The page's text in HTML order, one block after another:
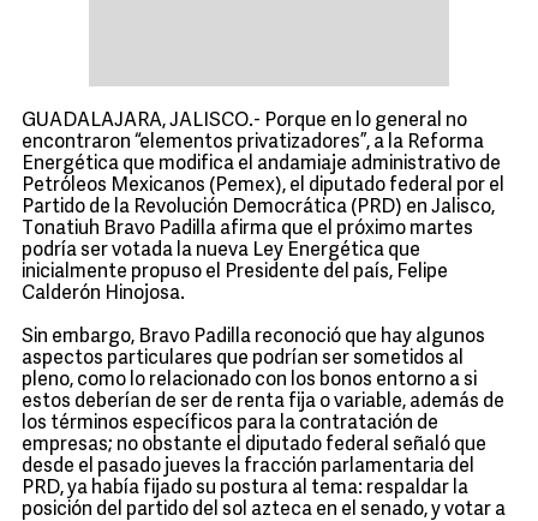
GUADALAJARA, JALISCO.- Porque en lo general no
encontraron “elementos privatizadores”, a la Reforma
Energética que modifica el andamiaje administrativo de
Petróleos Mexicanos (Pemex), el diputado federal por el
Partido de la Revolución Democrática (PRD) en Jalisco,
Tonatiuh Bravo Padilla afirma que el próximo martes
podría ser votada la nueva Ley Energética que
inicialmente propuso el Presidente del país, Felipe
Calderón Hinojosa.
Sin embargo, Bravo Padilla reconoció que hay algunos
aspectos particulares que podrían ser sometidos al
pleno, como lo relacionado con los bonos entorno a si
estos deberían de ser de renta fija o variable, además de
los términos específicos para la contratación de
empresas; no obstante el diputado federal señaló que
desde el pasado jueves la fracción parlamentaria del
PRD, ya había fijado su postura al tema: respaldar la
posición del partido del sol azteca en el senado, y votar a